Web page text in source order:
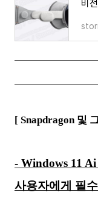
[ Snapdragon 및
- Windows 11
사용자에게 필